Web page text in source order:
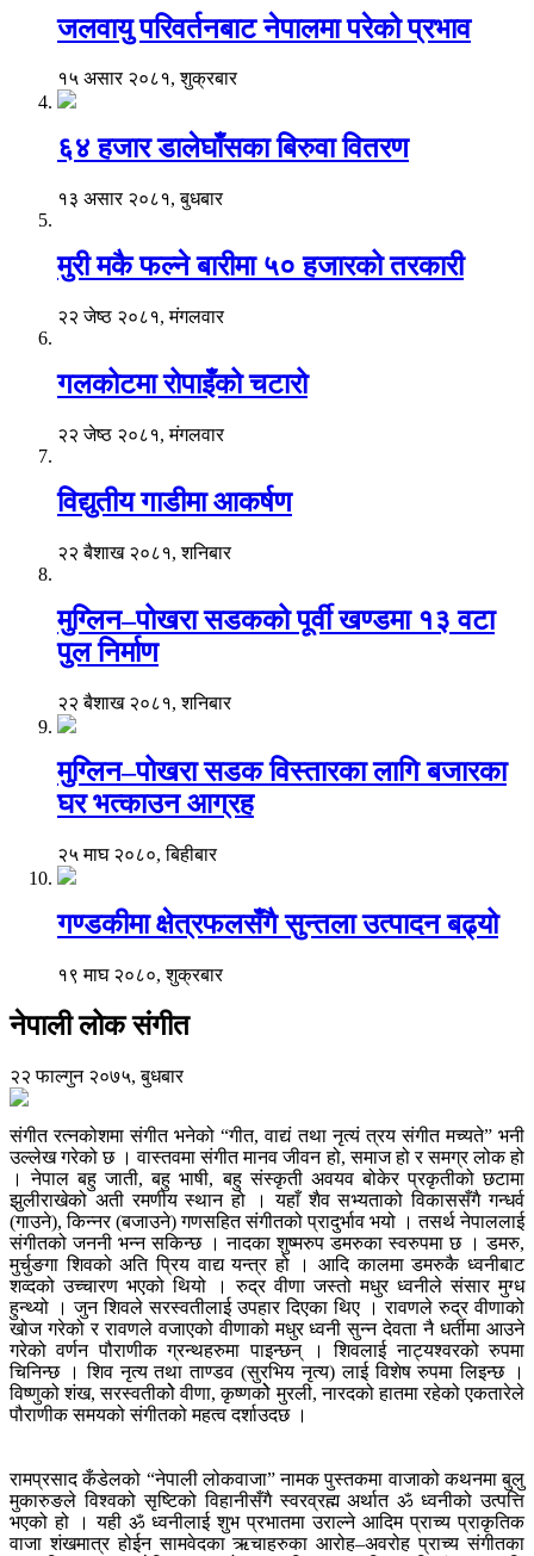
जलवायु परिवर्तनबाट नेपालमा परेको प्रभाव
१५ असार २०८१, शुक्रबार
६४ हजार डालेघाँसका बिरुवा वितरण
१३ असार २०८१, बुधबार
मुरी मकै फल्ने बारीमा ५० हजारको तरकारी
२२ जेष्ठ २०८१, मंगलवार
गलकोटमा रोपाइँको चटारो
२२ जेष्ठ २०८१, मंगलवार
विद्युतीय गाडीमा आकर्षण
२२ बैशाख २०८१, शनिबार
मुग्लिन–पोखरा सडकको पूर्वी खण्डमा १३ वटा
पुल निर्माण
२२ बैशाख २०८१, शनिबार
मुग्लिन–पोखरा सडक विस्तारका लागि बजारका
घर भत्काउन आग्रह
२५ माघ २०८०, बिहीबार
गण्डकीमा क्षेत्रफलसँगै सुन्तला उत्पादन बढ्यो
१९ माघ २०८०, शुक्रबार
नेपाली लोक संगीत
२२ फाल्गुन २०७५, बुधबार
संगीत रत्नकोशमा संगीत भनेको “गीत, वाद्यं तथा नृत्यं त्रय संगीत मच्यते” भनी
उल्लेख गरेको छ । वास्तवमा संगीत मानव जीवन हो, समाज हो र समग्र लोक हो
। नेपाल बहु जाती, बहु भाषी, बहु संस्कृती अवयव बोकेर प्रकृतीको छटामा
झुलीराखेको अती रमणीय स्थान हो । यहाँ शैव सभ्यताको विकाससँगै गन्धर्व
(गाउने), किन्नर (बजाउने) गणसहित संगीतको प्रादुर्भाव भयो । तसर्थ नेपाललाई
संगीतको जननी भन्न सकिन्छ । नादका शुष्मरुप डमरुका स्वरुपमा छ । डमरु,
मुर्चुङगा शिवको अति प्रिय वाद्य यन्त्र हो । आदि कालमा डमरुकै ध्वनीबाट
शव्दको उच्चारण भएको थियो । रुद्र वीणा जस्तो मधुर ध्वनीले संसार मुग्ध
हुन्थ्यो । जुन शिवले सरस्वतीलाई उपहार दिएका थिए । रावणले रुद्र वीणाको
खोज गरेको र रावणले वजाएको वीणाको मधुर ध्वनी सुन्न देवता नै धर्तीमा आउने
गरेको वर्णन पौराणीक ग्रन्थहरुमा पाइन्छन् । शिवलाई नाट्यश्वरको रुपमा
चिनिन्छ । शिव नृत्य तथा ताण्डव (सुरभिय नृत्य) लाई विशेष रुपमा लिइन्छ ।
विष्णुको शंख, सरस्वतीकोे वीणा, कृष्णकोे मुरली, नारदको हातमा रहेको एकतारेले
पौराणीक समयको संगीतको महत्व दर्शाउदछ ।
रामप्रसाद कँडेलको “नेपाली लोकवाजा” नामक पुस्तकमा वाजाको कथनमा बुलु
मुकारुङले विश्वको सृष्टिको विहानीसँगै स्वरव्रह्म अर्थात ॐ ध्वनीको उत्पत्ति
भएको हो । यही ॐ ध्वनीलाई शुभ प्रभातमा उराल्ने आदिम प्राच्य प्राकृतिक
वाजा शंखमात्र होईन सामवेदका ऋचाहरुका आरोह–अवरोह प्राच्य संगीतका